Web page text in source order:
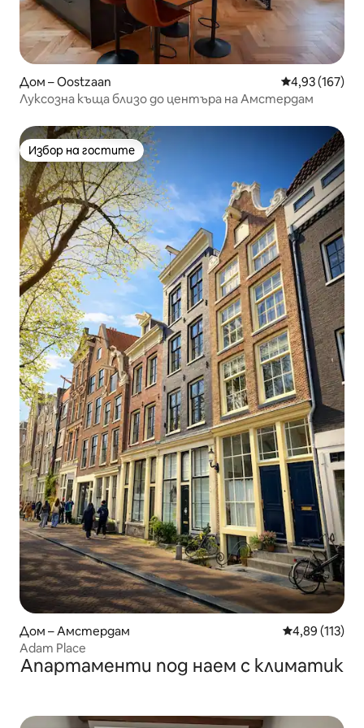
Дом – Oostzaan Средна
4,93 (167)
Луксозна къща близо до центъра на Амстердам
Избор на гостите
Избор на гостите
Дом – Амстердам Средна
4,89 (113)
Adam Place
Апартаменти под наем с климатик